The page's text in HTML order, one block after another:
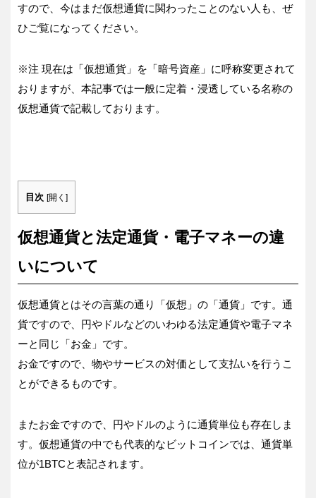
すので、今はまだ仮想通貨に関わったことのない人も、ぜ
ひご覧になってください。
※注 現在は「仮想通貨」を「暗号資産」に呼称変更されて
おりますが、本記事では一般に定着・浸透している名称の
仮想通貨で記載しております。
目次 [開く ]
仮想通貨と法定通貨・電子マネーの違
いについて
仮想通貨とはその言葉の通り「仮想」の「通貨」です。通
貨ですので、円やドルなどのいわゆる法定通貨や電子マネ
ーと同じ「お金」です。
お金ですので、物やサービスの対価として支払いを行うこ
とができるものです。
またお金ですので、円やドルのように通貨単位も存在しま
す。仮想通貨の中でも代表的なビットコインでは、通貨単
位が1BTCと表記されます。